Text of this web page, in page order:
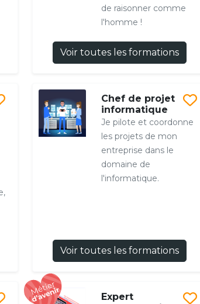
de raisonner comme
l'homme !
Voir toutes les formations
Chef de projet
informatique
Je pilote et coordonne
les projets de mon
entreprise dans le
domaine de
l'informatique.
Voir toutes les formations
Expert